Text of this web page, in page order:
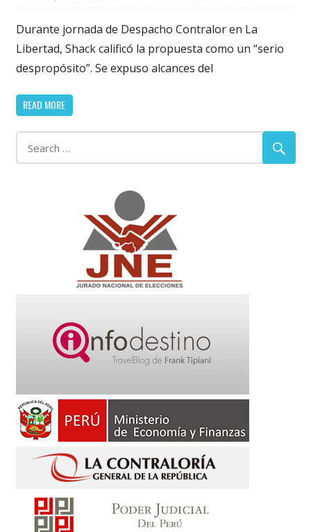
Durante jornada de Despacho Contralor en La
Libertad, Shack calificó la propuesta como un “serio
despropósito”. Se expuso alcances del
READ MORE